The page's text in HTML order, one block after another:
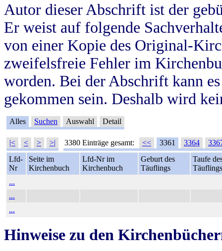
Autor dieser Abschrift ist der
Er weist auf folgende
von einer Kopie des Original-
zweifelsfreie Fehler im
worden. Bei der Abschrift kann
gekommen sein. Deshalb wird
Alles Suchen Auswahl Detail
|< < > >| 3380 Einträge gesamt: << 3361 3364
Lfd-
Nr
Seite im
Kirchenbuch
Lfd-Nr im
Kirchenbuch
Geburt des
Täuflings
Taufe
Täuflings
...
...
...
Hinweise zu den